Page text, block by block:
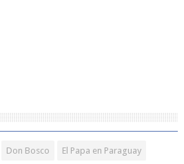
Don Bosco El Papa en Paraguay